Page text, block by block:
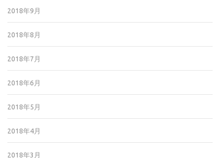
2018年9月
2018年8月
2018年7月
2018年6月
2018年5月
2018年4月
2018年3月